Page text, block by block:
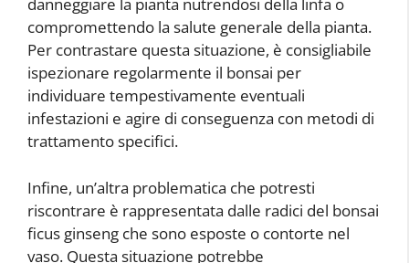
compromettendo la salute generale della pianta.
Per contrastare questa situazione, è consigliabile
ispezionare regolarmente il bonsai per
individuare tempestivamente eventuali
infestazioni e agire di conseguenza con metodi di
trattamento specifici.
Infine, un’altra problematica che potresti
riscontrare è rappresentata dalle radici del bonsai
ficus ginseng che sono esposte o contorte nel
vaso. Questa situazione potrebbe